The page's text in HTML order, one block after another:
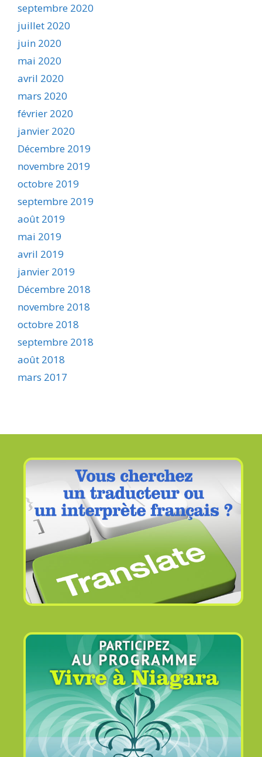
septembre 2020
juillet 2020
juin 2020
mai 2020
avril 2020
mars 2020
février 2020
janvier 2020
Décembre 2019
novembre 2019
octobre 2019
septembre 2019
août 2019
mai 2019
avril 2019
janvier 2019
Décembre 2018
novembre 2018
octobre 2018
septembre 2018
août 2018
mars 2017